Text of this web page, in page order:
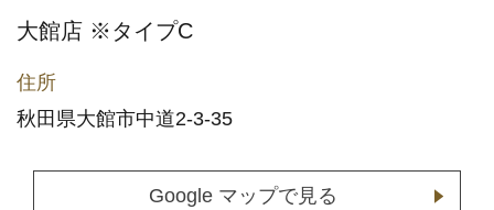
どこでもかっぱ寿司
予約・注文
大館店 ※タイプC
住所
秋田県大館市中道2-3-35
Google マップで見る